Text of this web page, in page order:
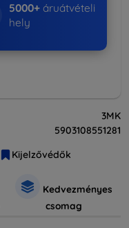
5000+ áruátvételi
hely
3MK
5903108551281
Kijelzővédők
Kedvezményes
csomag